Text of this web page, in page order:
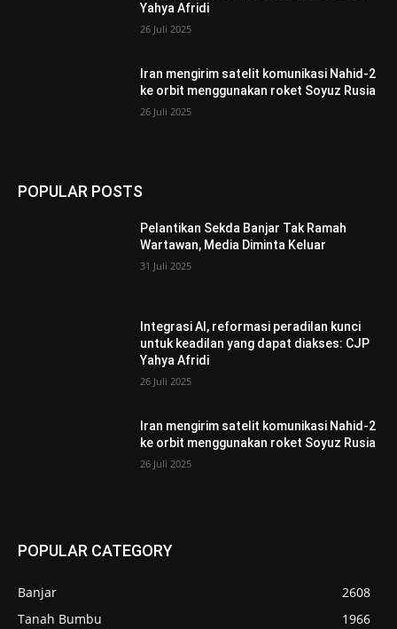
Yahya Afridi
26 Juli 2025
Iran mengirim satelit komunikasi Nahid-2
ke orbit menggunakan roket Soyuz Rusia
26 Juli 2025
POPULAR POSTS
Pelantikan Sekda Banjar Tak Ramah
Wartawan, Media Diminta Keluar
31 Juli 2025
Integrasi AI, reformasi peradilan kunci
untuk keadilan yang dapat diakses: CJP
Yahya Afridi
26 Juli 2025
Iran mengirim satelit komunikasi Nahid-2
ke orbit menggunakan roket Soyuz Rusia
26 Juli 2025
POPULAR CATEGORY
Banjar
2608
Tanah Bumbu
1966